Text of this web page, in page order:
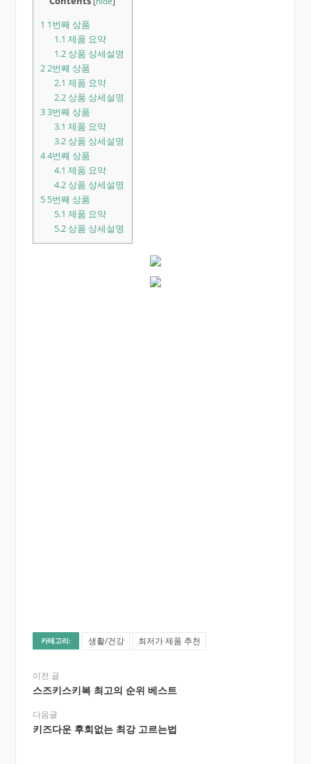
1 1번째 상품
1.1 제품 요약
1.2상품 상세설명
22번째 상품
2.1 제품 요약
2.2상품 상세설명
33번째 상품
3.1 제품 요약
3.2상품 상세설명
44번째 상품
4.1 제품 요약
4.2상품 상세설명
55번째 상품
5.1 제품 요약
5.2상품 상세설명
카테고리: 생활/건강 최저가 제품 추천
이전 글
스즈키스키복 최고의 순위 베스트
다음글
키즈다운 후회없는 최강 고르는법